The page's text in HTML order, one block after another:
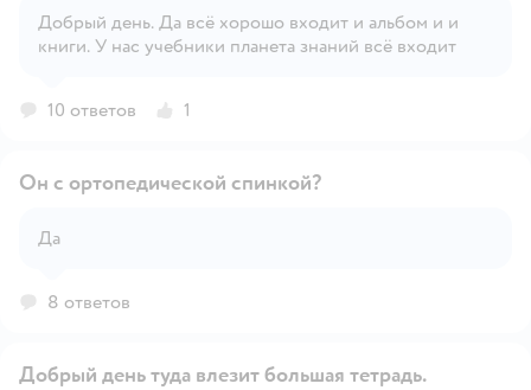
Открыть вопрос
Добрый день. Да всё хорошо входит и альбом и и
книги. У нас учебники планета знаний всё входит
10 ответов 1
Он с ортопедической спинкой?
Да
8 ответов
Добрый день туда влезит большая тетрадь.